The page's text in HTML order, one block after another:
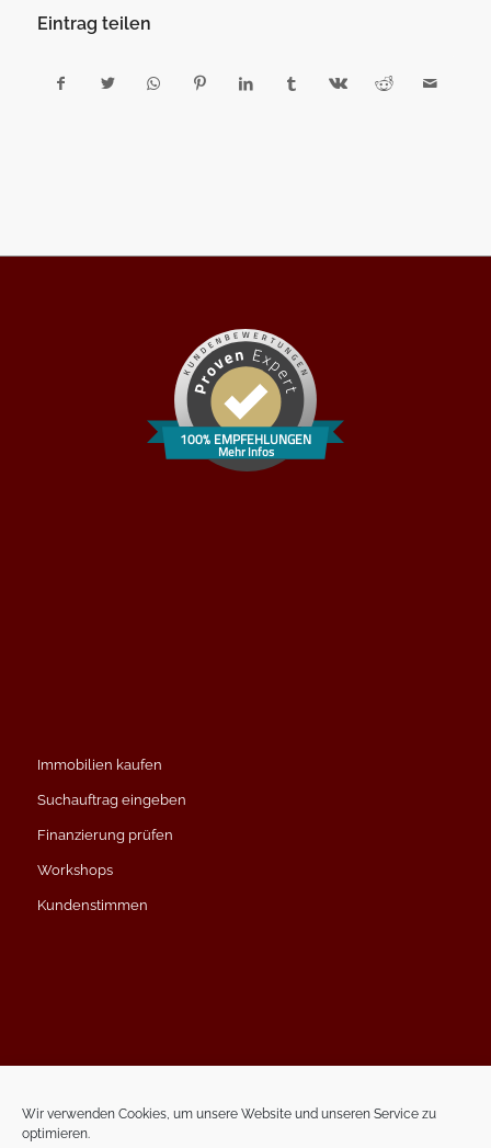
Wir verwenden Cookies, um unsere Website und unseren Service zu
optimieren.
Eintrag teilen
100% EMPFEHLUNGEN
Mehr Infos
Immobilien kaufen
Suchauftrag eingeben
Finanzierung prüfen
Workshops
Kundenstimmen
Datenschutzerklärung